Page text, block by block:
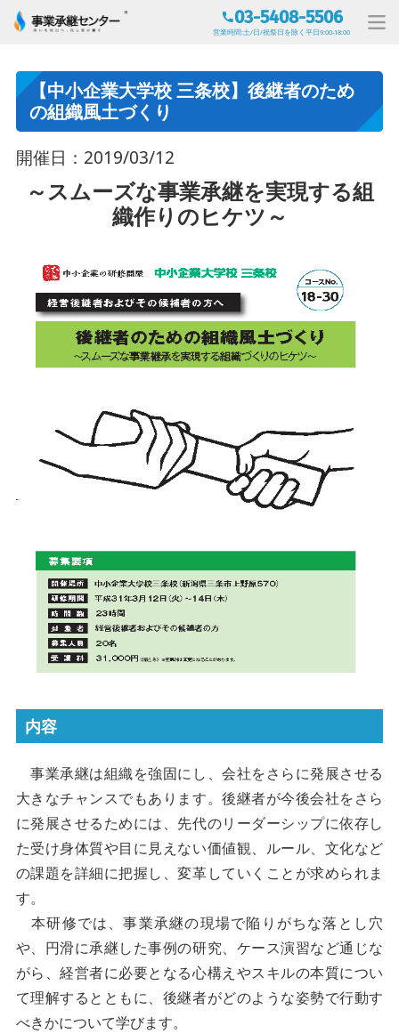
03-5408-5506
営業時間:土/日/祝祭日を除く平日9:00-18:00
【中小企業大学校 三条校】後継者のため
の組織風土づくり
開催日：2019/03/12
～スムーズな事業承継を実現する組
織作りのヒケツ～
内容
事業承継は組織を強固にし、会社をさらに発展させる
大きなチャンスでもあります。後継者が今後会社をさら
に発展させるためには、先代のリーダーシップに依存し
た受け身体質や目に見えない価値観、ルール、文化など
の課題を詳細に把握し、変革していくことが求められま
す。
本研修では、事業承継の現場で陥りがちな落とし穴
や、円滑に承継した事例の研究、ケース演習など通じな
がら、経営者に必要となる心構えやスキルの本質につい
て理解するとともに、後継者がどのような姿勢で行動す
べきかについて学びます。